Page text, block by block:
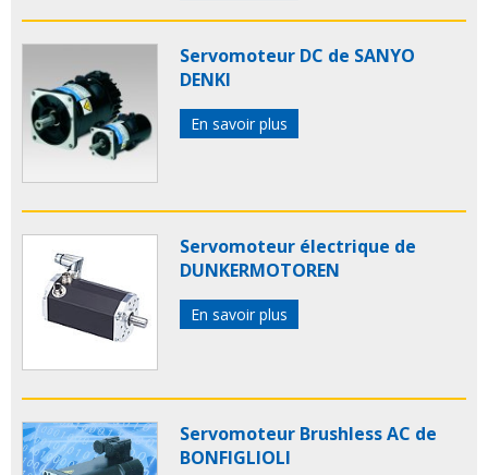
Servomoteur DC de SANYO
DENKI
En savoir plus
Servomoteur électrique de
DUNKERMOTOREN
En savoir plus
Servomoteur Brushless AC de
BONFIGLIOLI